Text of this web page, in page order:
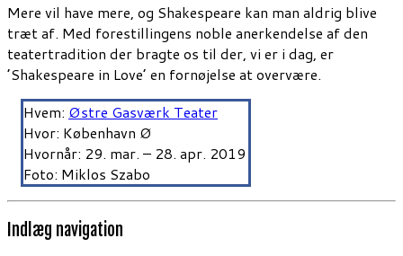
Mere vil have mere, og Shakespeare kan man aldrig blive
træt af. Med forestillingens noble anerkendelse af den
teatertradition der bragte os til der, vi er i dag, er
’Shakespeare in Love’ en fornøjelse at overvære.
Hvem: Østre Gasværk Teater
Hvor: København Ø
Hvornår: 29. mar. – 28. apr. 2019
Foto: Miklos Szabo
Indlæg navigation